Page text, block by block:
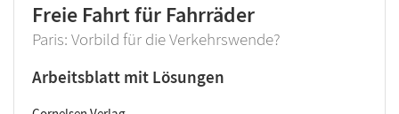
Freie Fahrt für Fahrräder
Paris: Vorbild für die Verkehrswende?
Arbeitsblatt mit Lösungen